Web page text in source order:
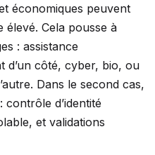
économiques peuvent
Cela pousse à
: assistance
d’un côté, cyber, bio, ou
Dans le second cas,
d’identité
et validations